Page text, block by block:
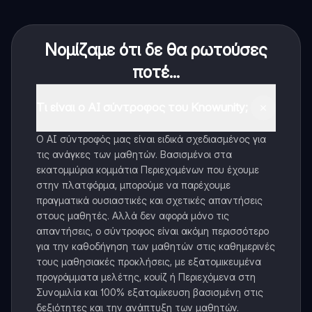
Νομίζαμε ότι δε θα ρωτούσες
ποτέ...
Ο AI σύντροφός μας είναι ειδικά σχεδιασμένος για
τις ανάγκες των μαθητών. Βασισμένοι στα
εκατομμύρια κομμάτια Περιεχομένων που έχουμε
στην πλατφόρμα, μπορούμε να παρέχουμε
πραγματικά ουσιαστικές και σχετικές απαντήσεις
στους μαθητές. Αλλά δεν αφορά μόνο τις
απαντήσεις, ο σύντροφος είναι ακόμη περισσότερο
για την καθοδήγηση των μαθητών στις καθημερινές
τους μαθησιακές προκλήσεις, με εξατομικευμένα
προγράμματα μελέτης, κουίζ ή Περιεχόμενα στη
Συνομιλία και 100% εξατομίκευση βασισμένη στις
δεξιότητες και την ανάπτυξη των μαθητών.